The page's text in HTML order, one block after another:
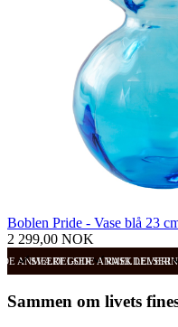
Boblen Pride - Vase blå 23
2 299,00 NOK
ANMELDELSER RASK
SVÆRT GODE ANMELDELSER
Sammen om livets